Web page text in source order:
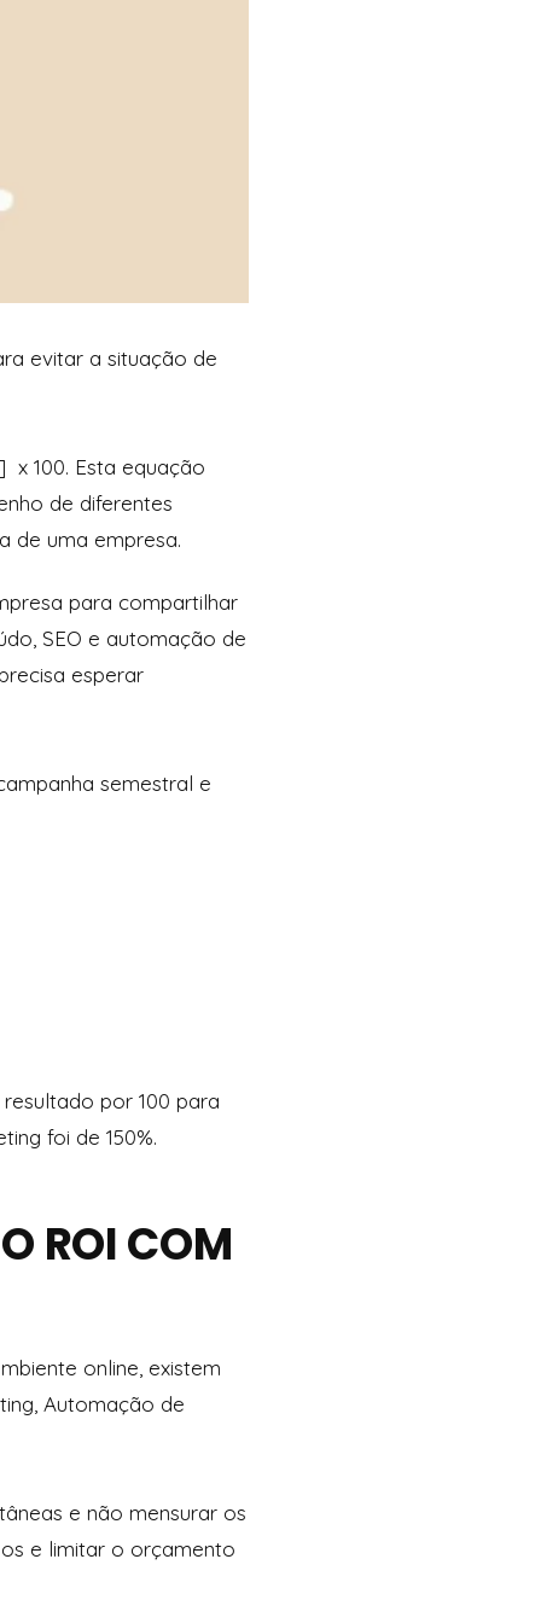
evitar a situação de
100. Esta equação
de diferentes
de uma empresa.
para compartilhar
SEO e automação de
esperar
semestral e
por 100 para
foi de 150%.
ROI COM
online, existem
Automação de
e não mensurar os
e limitar o orçamento